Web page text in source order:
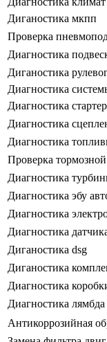
Диганостика мкпп
Проверка
Диагностика
Диганостика
Диагностика
Диагностика
Диагностика
Диагностика
Проверка
Диагностика
Диагностика эбу
Диагностика
Диагностика
Диганостика dsg
Диганостика
Диагностика
Диагностика лямбда
Антикоррозийная